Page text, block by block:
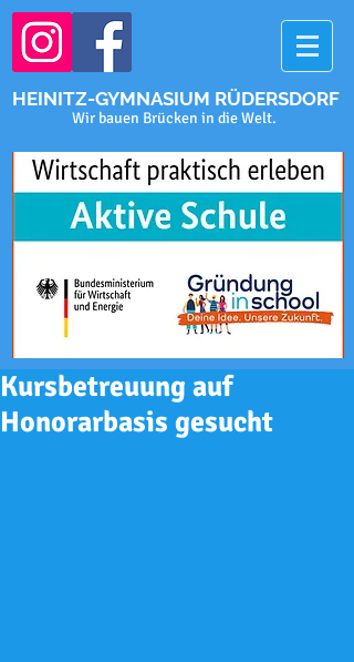
HEINITZ-GYMNASIUM RÜDERSDORF
Wir bauen Brücken in die Welt.
Kursbetreuung auf
Honorarbasis gesucht